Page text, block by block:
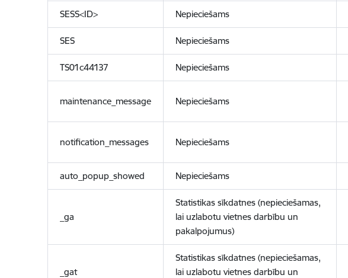
SESS<ID> Nepieciešams
SES Nepieciešams
TS01c44137 Nepieciešams
maintenance_message Nepieciešams
notification_messages Nepieciešams
auto_popup_showed Nepieciešams
_ga
Statistikas sīkdatnes (nepieciešamas,
lai uzlabotu vietnes darbību un
pakalpojumus)
_gat
Statistikas sīkdatnes (nepieciešamas,
lai uzlabotu vietnes darbību un